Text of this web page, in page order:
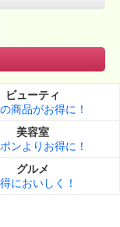
ビューティ
商品がお得に！
美容室
ンよりお得に！
グルメ
においしく！